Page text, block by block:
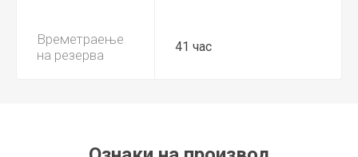
Времетраење
на резерва
41 час